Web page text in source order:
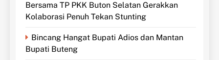
Bersama TP PKK Buton Selatan Gerakkan
Kolaborasi Penuh Tekan Stunting
Bincang Hangat Bupati Adios dan Mantan
Bupati Buteng